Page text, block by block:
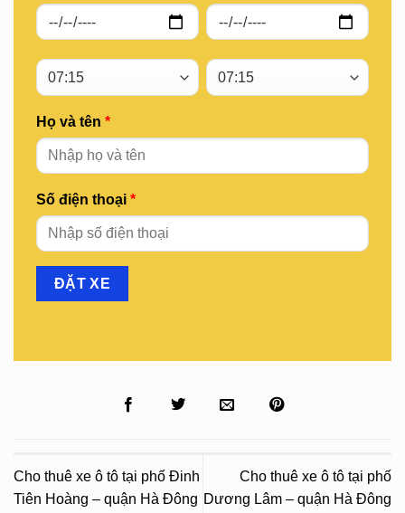
Họ và tên *
Số điện thoại *
Cho thuê xe ô tô tại phố Đinh
Tiên Hoàng – quận Hà Đông
Cho thuê xe ô tô tại phố
Dương Lâm – quận Hà Đông